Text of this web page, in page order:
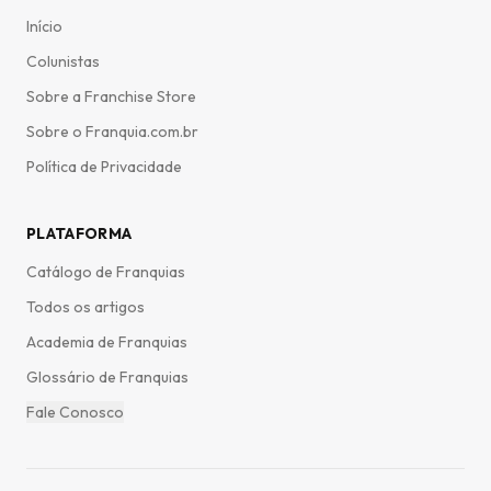
no setor de alimentação.
Início
Colunistas
Sobre a Franchise Store
Sobre o Franquia.com.br
Política de Privacidade
PLATAFORMA
Catálogo de Franquias
Todos os artigos
Academia de Franquias
Glossário de Franquias
Fale Conosco